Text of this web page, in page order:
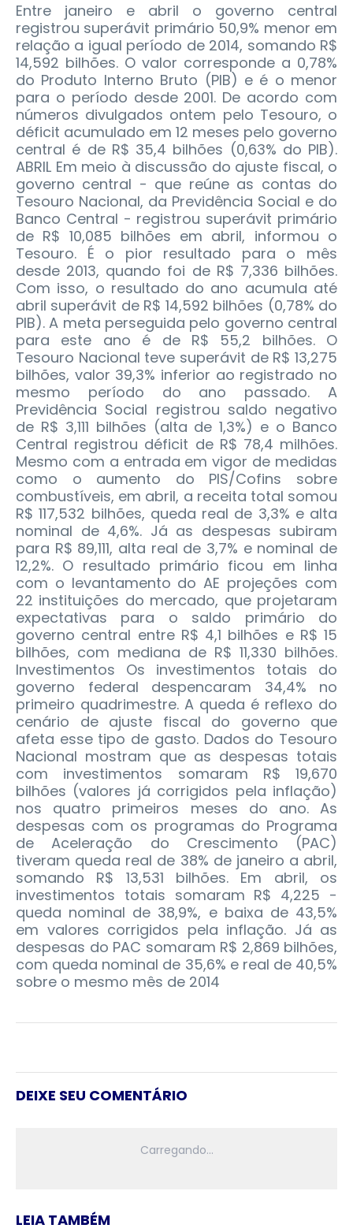
Entre janeiro e abril o governo central
registrou superávit primário 50,9% menor em
relação a igual período de 2014, somando R$
14,592 bilhões. O valor corresponde a 0,78%
do Produto Interno Bruto (PIB) e é o menor
para o período desde 2001. De acordo com
números divulgados ontem pelo Tesouro, o
déficit acumulado em 12 meses pelo governo
central é de R$ 35,4 bilhões (0,63% do PIB).
ABRIL Em meio à discussão do ajuste fiscal, o
governo central - que reúne as contas do
Tesouro Nacional, da Previdência Social e do
Banco Central - registrou superávit primário
de R$ 10,085 bilhões em abril, informou o
Tesouro. É o pior resultado para o mês
desde 2013, quando foi de R$ 7,336 bilhões.
Com isso, o resultado do ano acumula até
abril superávit de R$ 14,592 bilhões (0,78% do
PIB). A meta perseguida pelo governo central
para este ano é de R$ 55,2 bilhões. O
Tesouro Nacional teve superávit de R$ 13,275
bilhões, valor 39,3% inferior ao registrado no
mesmo período do ano passado. A
Previdência Social registrou saldo negativo
de R$ 3,111 bilhões (alta de 1,3%) e o Banco
Central registrou déficit de R$ 78,4 milhões.
Mesmo com a entrada em vigor de medidas
como o aumento do PIS/Cofins sobre
combustíveis, em abril, a receita total somou
R$ 117,532 bilhões, queda real de 3,3% e alta
nominal de 4,6%. Já as despesas subiram
para R$ 89,111, alta real de 3,7% e nominal de
12,2%. O resultado primário ficou em linha
com o levantamento do AE projeções com
22 instituições do mercado, que projetaram
expectativas para o saldo primário do
governo central entre R$ 4,1 bilhões e R$ 15
bilhões, com mediana de R$ 11,330 bilhões.
Investimentos Os investimentos totais do
governo federal despencaram 34,4% no
primeiro quadrimestre. A queda é reflexo do
cenário de ajuste fiscal do governo que
afeta esse tipo de gasto. Dados do Tesouro
Nacional mostram que as despesas totais
com investimentos somaram R$ 19,670
bilhões (valores já corrigidos pela inflação)
nos quatro primeiros meses do ano. As
despesas com os programas do Programa
de Aceleração do Crescimento (PAC)
tiveram queda real de 38% de janeiro a abril,
somando R$ 13,531 bilhões. Em abril, os
investimentos totais somaram R$ 4,225 -
queda nominal de 38,9%, e baixa de 43,5%
em valores corrigidos pela inflação. Já as
despesas do PAC somaram R$ 2,869 bilhões,
com queda nominal de 35,6% e real de 40,5%
sobre o mesmo mês de 2014
DEIXE SEU COMENTÁRIO
LEIA TAMBÉM